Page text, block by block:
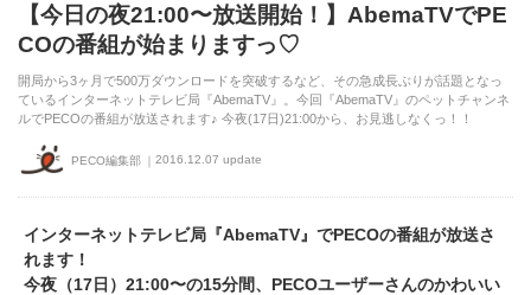
【今日の夜21:00〜放送開始！】AbemaTVでPE
COの番組が始まりますっ♡
開局から3ヶ月で500万ダウンロードを突破するなど、その急成長ぶりが話題となっ
ているインターネットテレビ局『AbemaTV』。今回『AbemaTV』のペットチャンネ
ルでPECOの番組が放送されます♪ 今夜(17日)21:00から、お見逃しなくっ！！
PECO編集部 2016.12.07 update
インターネットテレビ局『AbemaTV』でPECOの番組が放送さ
れます！
今夜（17日）21:00〜の15分間、PECOユーザーさんのかわいい